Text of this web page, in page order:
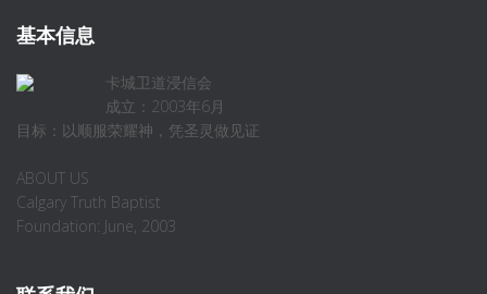
基本信息
卡城卫道浸信会
成立：2003年6月
目标：以顺服荣耀神，凭圣灵做见证
ABOUT US
Calgary Truth Baptist
Foundation: June, 2003